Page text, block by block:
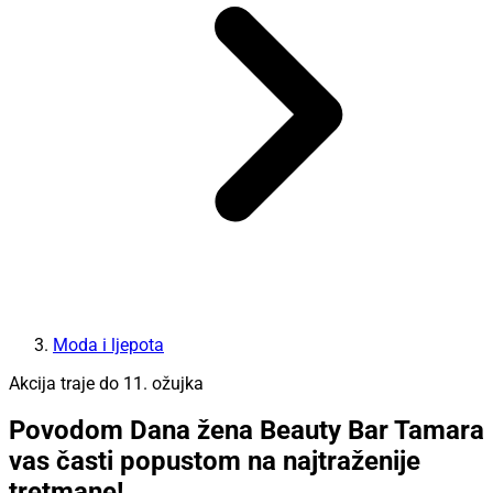
Moda i ljepota
Akcija traje do 11. ožujka
Povodom Dana žena Beauty Bar Tamara
vas časti popustom na najtraženije